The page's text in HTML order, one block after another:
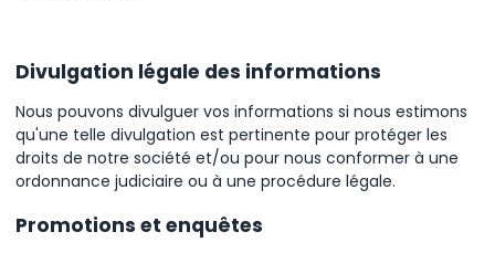
Divulgation légale des informations
Nous pouvons divulguer vos informations si nous estimons
qu'une telle divulgation est pertinente pour protéger les
droits de notre société et/ou pour nous conformer à une
ordonnance judiciaire ou à une procédure légale.
Promotions et enquêtes